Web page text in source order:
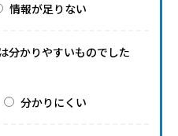
情報が足りない
分かりやすいものでした
分かりにくい